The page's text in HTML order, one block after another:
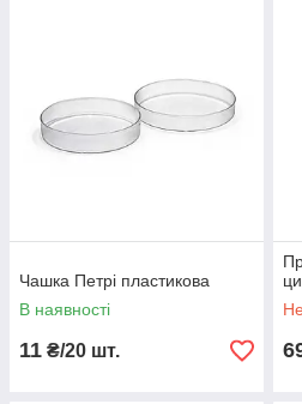
Чашка Петрі пластикова
В наявності
11 ₴/20 шт.